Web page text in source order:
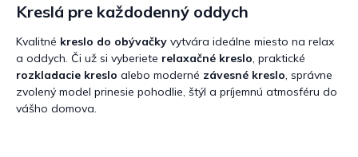
Kreslá pre každodenný oddych
Kvalitné kreslo do obývačky vytvára ideálne miesto na relax
a oddych. Či už si vyberiete relaxačné kreslo, praktické
rozkladacie kreslo alebo moderné závesné kreslo, správne
zvolený model prinesie pohodlie, štýl a príjemnú atmosféru do
vášho domova.